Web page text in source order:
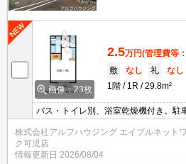
画像：23枚
2.5万円(管理費等
敷
なし 礼
なし
1階
1R 29.8m²
バス・トイレ別、浴室乾燥機付き。駐
株式会社アルフハウジング エイブルネット
ク可児店
情報更新日 2026/08/04